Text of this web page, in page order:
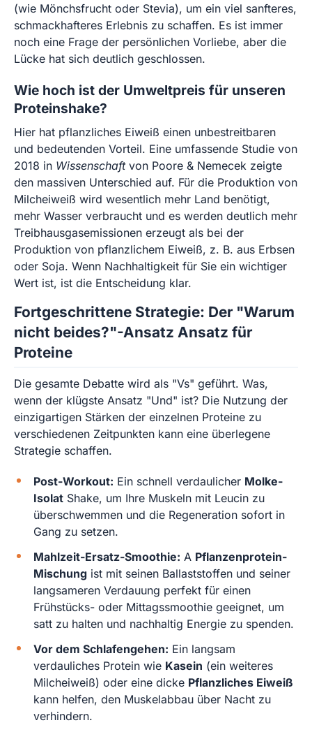
(wie Mönchsfrucht oder Stevia), um ein viel sanfteres,
schmackhafteres Erlebnis zu schaffen. Es ist immer
noch eine Frage der persönlichen Vorliebe, aber die
Lücke hat sich deutlich geschlossen.
Wie hoch ist der Umweltpreis für unseren
Proteinshake?
Hier hat pflanzliches Eiweiß einen unbestreitbaren
und bedeutenden Vorteil. Eine umfassende Studie von
2018 in Wissenschaftvon Poore & Nemecek zeigte
den massiven Unterschied auf. Für die Produktion von
Milcheiweiß wird wesentlich mehr Land benötigt,
mehr Wasser verbraucht und es werden deutlich mehr
Treibhausgasemissionen erzeugt als bei der
Produktion von pflanzlichem Eiweiß, z. B. aus Erbsen
oder Soja. Wenn Nachhaltigkeit für Sie ein wichtiger
Wert ist, ist die Entscheidung klar.
Fortgeschrittene Strategie: Der "Warum
nicht beides?"-Ansatz Ansatz für
Proteine
Die gesamte Debatte wird als "Vs" geführt. Was,
wenn der klügste Ansatz "Und" ist? Die Nutzung der
einzigartigen Stärken der einzelnen Proteine zu
verschiedenen Zeitpunkten kann eine überlegene
Strategie schaffen.
Post-Workout: Ein schnell verdaulicher Molke-
Isolat Shake, um Ihre Muskeln mit Leucin zu
überschwemmen und die Regeneration sofort in
Gang zu setzen.
Mahlzeit-Ersatz-Smoothie: A Pflanzenprotein-
Mischung ist mit seinen Ballaststoffen und seiner
langsameren Verdauung perfekt für einen
Frühstücks- oder Mittagssmoothie geeignet, um
satt zu halten und nachhaltig Energie zu spenden.
Vor dem Schlafengehen: Ein langsam
verdauliches Protein wie Kasein (ein weiteres
Milcheiweiß) oder eine dicke Pflanzliches Eiweiß
kann helfen, den Muskelabbau über Nacht zu
verhindern.